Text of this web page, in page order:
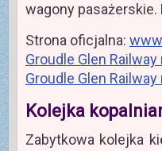
wagony
Strona oficjalna:
Groudle Glen
Groudle Glen
Kolejka
Zabytkowa kolejka